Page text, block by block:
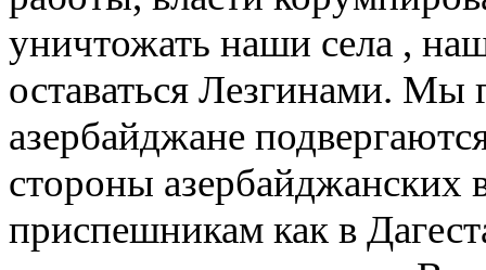
уничтожать наши села ,
оставаться Лезгинами. Мы
азербайджане
стороны азербайджанских
приспешникам как в